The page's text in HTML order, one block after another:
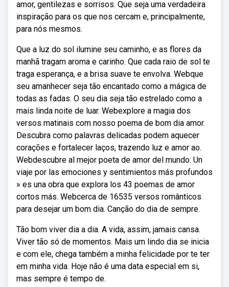
amor, gentilezas e sorrisos. Que seja uma verdadeira
inspiração para os que nos cercam e, principalmente,
para nós mesmos.
Que a luz do sol ilumine seu caminho, e as flores da
manhã tragam aroma e carinho. Que cada raio de sol te
traga esperança, e a brisa suave te envolva. Webque
seu amanhecer seja tão encantado como a mágica de
todas as fadas. O seu dia seja tão estrelado como a
mais linda noite de luar. Webexplore a magia dos
versos matinais com nosso poema de bom dia amor.
Descubra como palavras delicadas podem aquecer
corações e fortalecer laços, trazendo luz e amor ao.
Webdescubre al mejor poeta de amor del mundo: Un
viaje por las emociones y sentimientos más profundos
» es una obra que explora los 43 poemas de amor
cortos más. Webcerca de 16535 versos românticos
para desejar um bom dia. Canção do dia de sempre.
Tão bom viver dia a dia. A vida, assim, jamais cansa.
Viver tão só de momentos. Mais um lindo dia se inicia
e com ele, chega também a minha felicidade por te ter
em minha vida. Hoje não é uma data especial em si,
mas sempre é tempo de.